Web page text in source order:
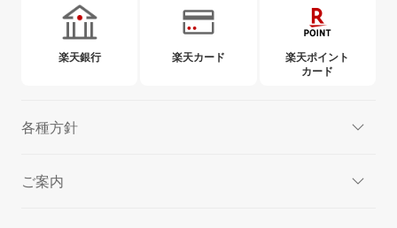
楽天銀行 楽天カード
楽天ポイント
カード
各種方針
ご案内